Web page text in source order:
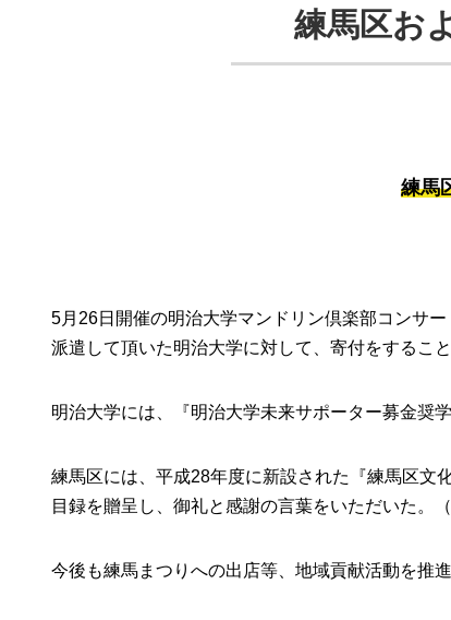
練馬区お
練馬
5月26日開催の明治大学マンドリン倶楽部コンサ
派遣して頂いた明治大学に対して、寄付をするこ
明治大学には、『明治大学未来サポーター募金奨
練馬区には、平成28年度に新設された『練馬区文
目録を贈呈し、御礼と感謝の言葉をいただいた。
今後も練馬まつりへの出店等、地域貢献活動を推進